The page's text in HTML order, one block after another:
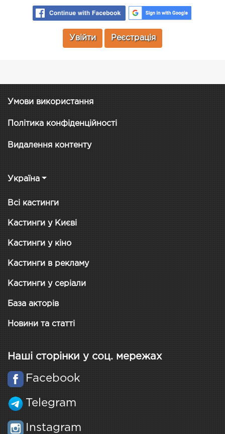
Увійти Реєстрація
Умови використання
Політика конфіденційності
Видалення контенту
Україна
Всі кастинги
Кастинги у Києві
Кастинги у кіно
Кастинги в рекламу
Кастинги у серіали
База акторів
Новини та статті
Наші сторінки у соц. мережах
Facebook
Telegram
Instagram